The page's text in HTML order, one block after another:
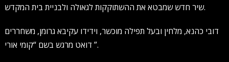
שיר חדש שמבטא את ההשתוקקות לגאולה ולבניית בית המקדש.
דובי כהנא, מלחין ובעל תפילה מוכשר, וידידו עקיבא גרומן, משחררים
דואט מרגש בשם “קומי אורי ”.